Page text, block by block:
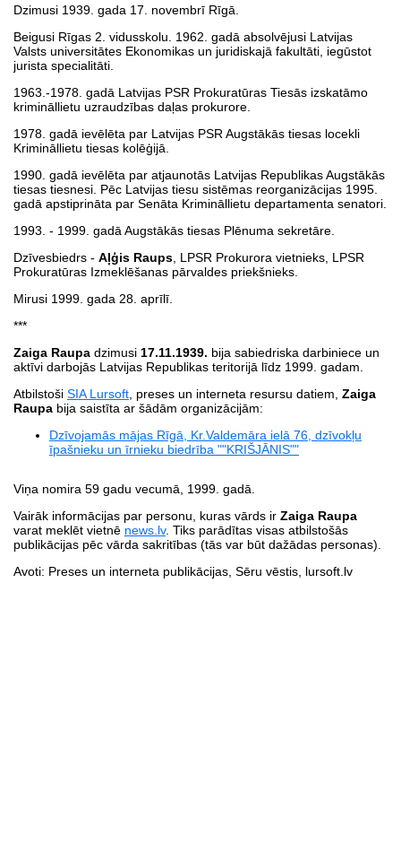
Dzimusi 1939. gada 17. novembrī Rīgā.
Beigusi Rīgas 2. vidusskolu. 1962. gadā absolvējusi Latvijas
Valsts universitātes Ekonomikas un juridiskajā fakultāti, iegūstot
jurista specialitāti.
1963.-1978. gadā Latvijas PSR Prokuratūras Tiesās izskatāmo
krimināllietu uzraudzības daļas prokurore.
1978. gadā ievēlēta par Latvijas PSR Augstākās tiesas locekli
Krimināllietu tiesas kolēģijā.
1990. gadā ievēlēta par atjaunotās Latvijas Republikas Augstākās
tiesas tiesnesi. Pēc Latvijas tiesu sistēmas reorganizācijas 1995.
gadā apstiprināta par Senāta Krimināllietu departamenta senatori.
1993. - 1999. gadā Augstākās tiesas Plēnuma sekretāre.
Dzīvesbiedrs - Aļģis Raups , LPSR Prokurora vietnieks, LPSR
Prokuratūras Izmeklēšanas pārvaldes priekšnieks.
Mirusi 1999. gada 28. aprīlī.
***
Zaiga Raupa dzimusi 17.11.1939. bija sabiedriska darbiniece un
aktīvi darbojās Latvijas Republikas teritorijā līdz 1999. gadam.
Atbilstoši SIA Lursoft , preses un interneta resursu datiem, Zaiga
Raupa bija saistīta ar šādām organizācijām:
Dzīvojamās mājas Rīgā, Kr.Valdemāra ielā 76, dzīvokļu
īpašnieku un īrnieku biedrība ""KRIŠJĀNIS""
Viņa nomira 59 gadu vecumā, 1999. gadā.
Vairāk informācijas par personu, kuras vārds ir Zaiga Raupa
varat meklēt vietnē news.lv. Tiks parādītas visas atbilstošās
publikācijas pēc vārda sakritības (tās var būt dažādas personas).
Avoti: Preses un interneta publikācijas, Sēru vēstis, lursoft.lv